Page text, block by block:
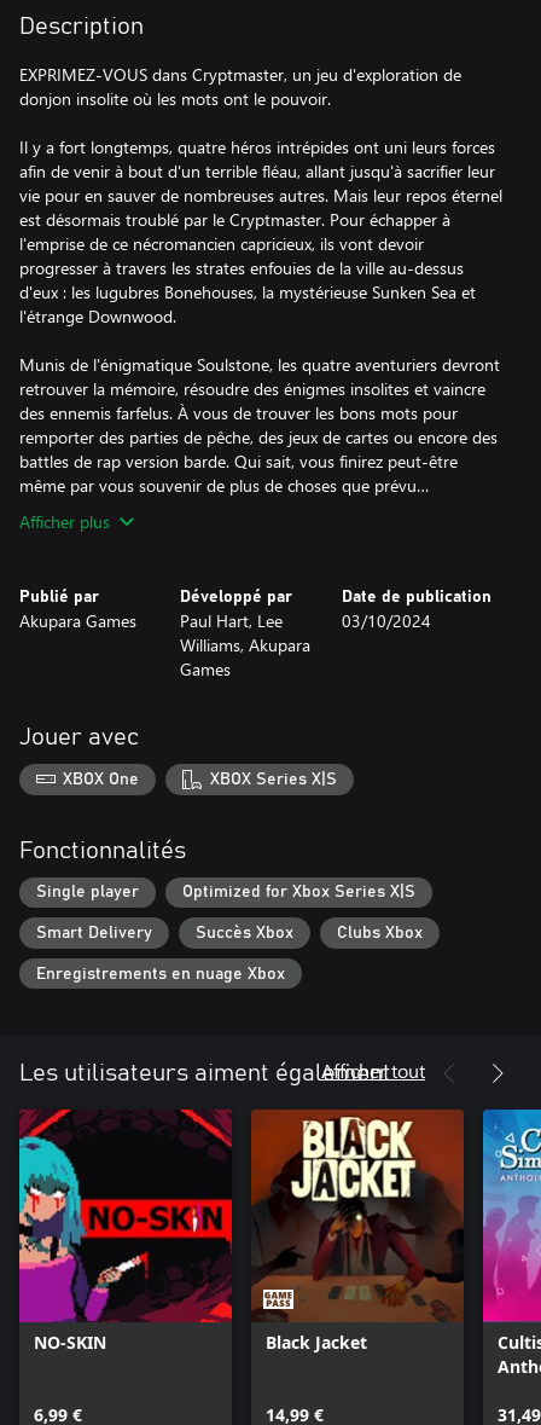
Description
EXPRIMEZ-VOUS dans Cryptmaster, un jeu d'exploration de
donjon insolite où les mots ont le pouvoir.
Il y a fort longtemps, quatre héros intrépides ont uni leurs forces
afin de venir à bout d'un terrible fléau, allant jusqu'à sacrifier leur
vie pour en sauver de nombreuses autres. Mais leur repos éternel
est désormais troublé par le Cryptmaster. Pour échapper à
l'emprise de ce nécromancien capricieux, ils vont devoir
progresser à travers les strates enfouies de la ville au-dessus
d'eux : les lugubres Bonehouses, la mystérieuse Sunken Sea et
l'étrange Downwood.
Munis de l'énigmatique Soulstone, les quatre aventuriers devront
retrouver la mémoire, résoudre des énigmes insolites et vaincre
des ennemis farfelus. À vous de trouver les bons mots pour
remporter des parties de pêche, des jeux de cartes ou encore des
battles de rap version barde. Qui sait, vous finirez peut-être
même par vous souvenir de plus de choses que prévu…
Afficher plus
Publié par
Akupara Games
Développé par
Paul Hart, Lee
Williams, Akupara
Games
Date de publication
03/10/2024
Jouer avec
XBOX One XBOX Series X|S
Fonctionnalités
Single player Optimized for Xbox Series X|S
Smart Delivery Succès Xbox Clubs Xbox
Enregistrements en nuage Xbox
Les utilisateurs aiment également
Afficher tout
NO-SKIN
6,99 €
Black Jacket
14,99 €